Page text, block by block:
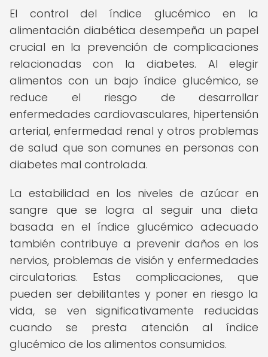
El control del índice glucémico en la
alimentación diabética desempeña un papel
crucial en la prevención de complicaciones
relacionadas con la diabetes. Al elegir
alimentos con un bajo índice glucémico, se
reduce el riesgo de desarrollar
enfermedades cardiovasculares, hipertensión
arterial, enfermedad renal y otros problemas
de salud que son comunes en personas con
diabetes mal controlada.
La estabilidad en los niveles de azúcar en
sangre que se logra al seguir una dieta
basada en el índice glucémico adecuado
también contribuye a prevenir daños en los
nervios, problemas de visión y enfermedades
circulatorias. Estas complicaciones, que
pueden ser debilitantes y poner en riesgo la
vida, se ven significativamente reducidas
cuando se presta atención al índice
glucémico de los alimentos consumidos.